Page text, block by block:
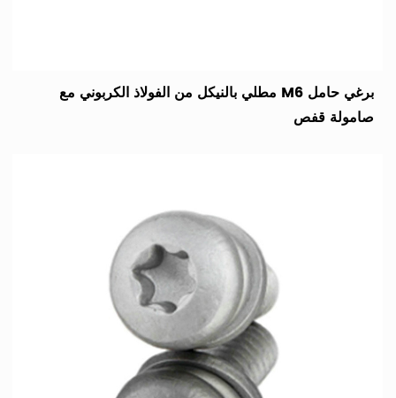
برغي حامل M6 مطلي بالنيكل من الفولاذ الكربوني مع
صامولة قفص